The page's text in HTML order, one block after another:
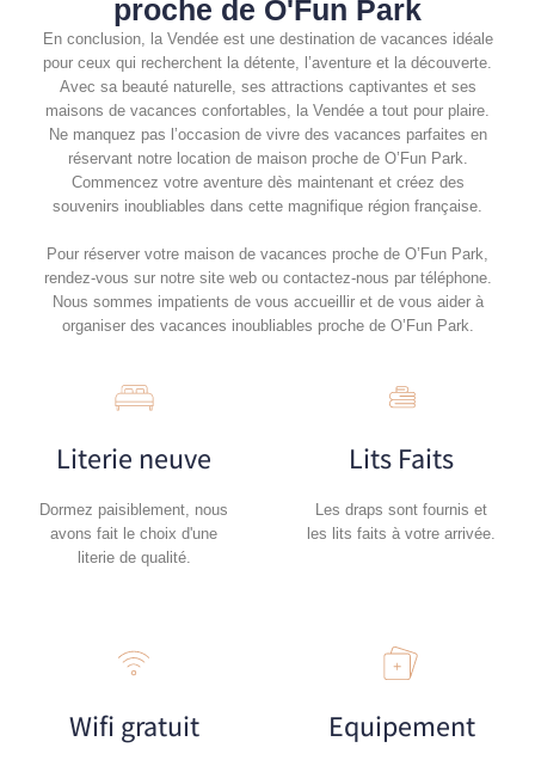
proche de O'Fun Park
En conclusion, la Vendée est une destination de vacances idéale
pour ceux qui recherchent la détente, l’aventure et la découverte.
Avec sa beauté naturelle, ses attractions captivantes et ses
maisons de vacances confortables, la Vendée a tout pour plaire.
Ne manquez pas l’occasion de vivre des vacances parfaites en
réservant notre location de maison proche de O’Fun Park.
Commencez votre aventure dès maintenant et créez des
souvenirs inoubliables dans cette magnifique région française.
Pour réserver votre maison de vacances proche de O’Fun Park,
rendez-vous sur notre site web ou contactez-nous par téléphone.
Nous sommes impatients de vous accueillir et de vous aider à
organiser des vacances inoubliables proche de O’Fun Park.
Literie neuve
Dormez paisiblement, nous
avons fait le choix d'une
literie de qualité.
Lits Faits
Les draps sont fournis et
les lits faits à votre arrivée.
Wifi gratuit Equipement